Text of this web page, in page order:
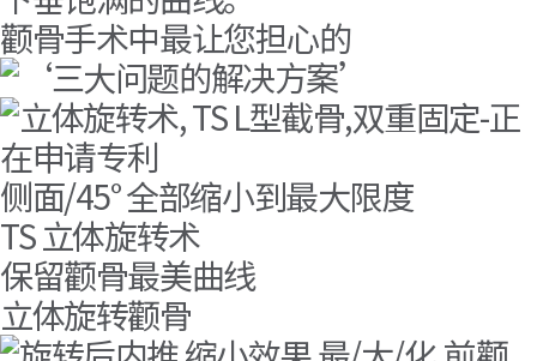
颧骨手术中最让您担心的
侧面/45° 全部缩小到最大限度
TS 立体旋转术
保留颧骨最美曲线
立体旋转颧骨